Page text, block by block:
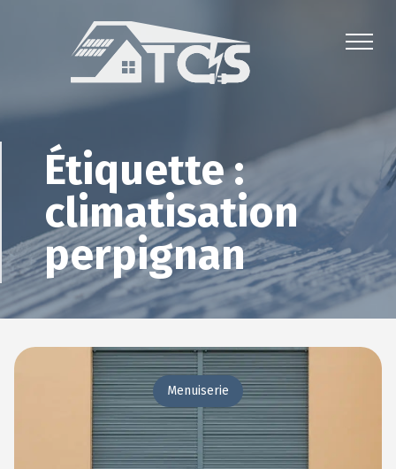
Étiquette :
climatisation
perpignan
Menuiserie